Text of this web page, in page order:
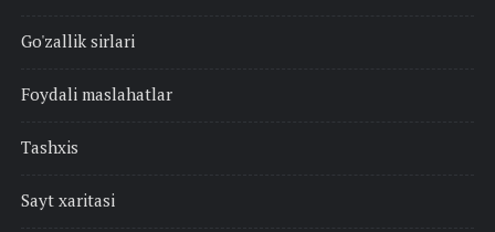
Go'zallik sirlari
Foydali maslahatlar
Tashxis
Sayt xaritasi